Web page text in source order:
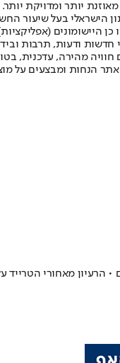
יותר ומדויקת
ב-30 ביולי 2007, וב-2010 הפך
ודעות, תרבות
חוויה מהירה,
הנחות ומבצעים על
הרעיון מאחורי